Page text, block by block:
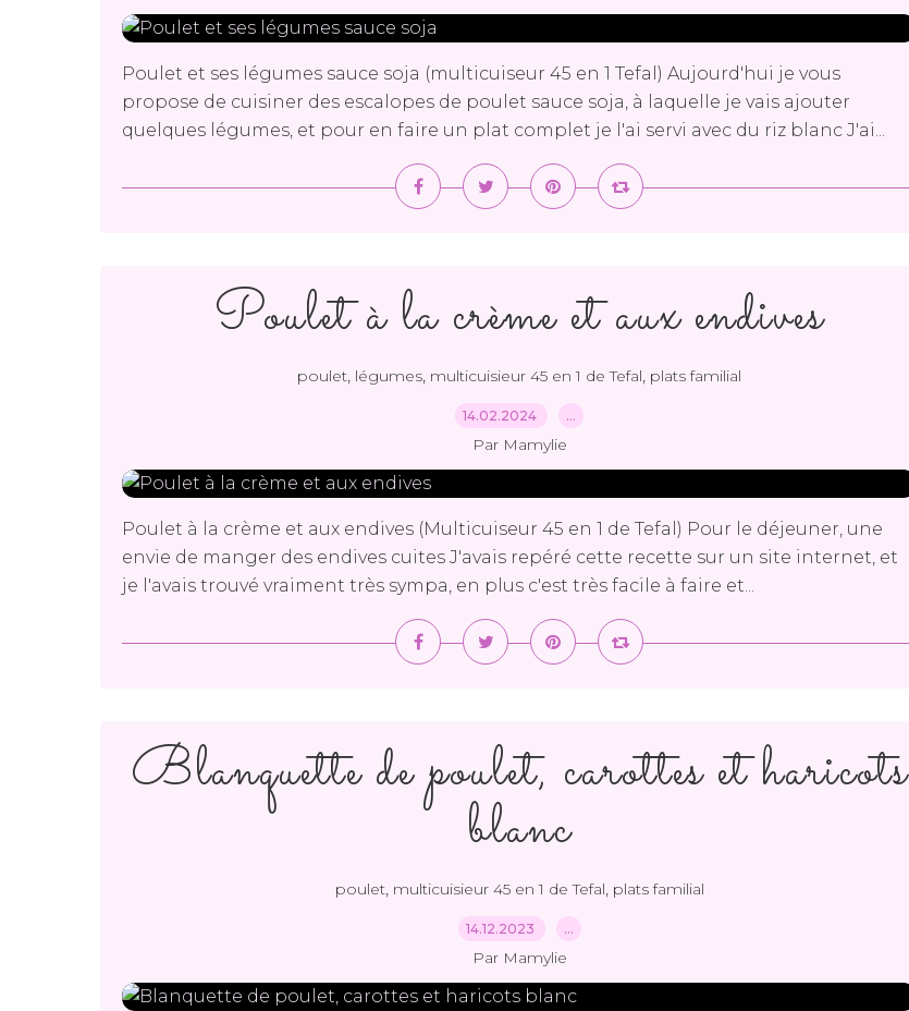
Poulet et ses légumes sauce soja (multicuiseur 45 en 1 Tefal) Aujourd'hui je vous
propose de cuisiner des escalopes de poulet sauce soja, à laquelle je vais ajouter
quelques légumes, et pour en faire un plat complet je l'ai servi avec du riz blanc J'ai...
Poulet à la crème et aux endives
poulet, légumes, multicuisieur 45 en 1 de Tefal, plats familial
14.02.2024 …
Par Mamylie
Poulet à la crème et aux endives (Multicuiseur 45 en 1 de Tefal) Pour le déjeuner, une
envie de manger des endives cuites J'avais repéré cette recette sur un site internet, et
je l'avais trouvé vraiment très sympa, en plus c'est très facile à faire et...
Blanquette de poulet, carottes et haricots
blanc
poulet, multicuisieur 45 en 1 de Tefal, plats familial
14.12.2023 …
Par Mamylie